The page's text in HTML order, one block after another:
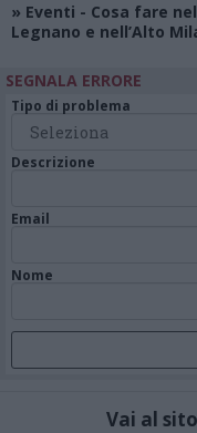
» Eventi - Cosa fare
Legnano e nell’Alto
SEGNALA ERRORE
Tipo di problema
Descrizione
Email
Nome
Vai al